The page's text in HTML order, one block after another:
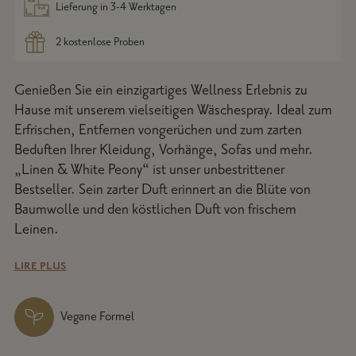
Lieferung in 3-4 Werktagen
2 kostenlose Proben
Produkt in den Warenkorb legen
Genießen Sie ein einzigartiges Wellness Erlebnis zu
Hause mit unserem vielseitigen Wäschespray. Ideal zum
Erfrischen, Entfernen vongerüchen und zum zarten
Beduften Ihrer Kleidung, Vorhänge, Sofas und mehr.
„Linen & White Peony“ ist unser unbestrittener
Bestseller. Sein zarter Duft erinnert an die Blüte von
Baumwolle und den köstlichen Duft von frischem
Leinen.
Auch Ihre Stoffe verdienen ihr Duftritual: Unser
erfüllt Ihre Kleidung und Textilien mit den zarten,
ikonischen Düften von Sabon. Die frischen Düfte von
Linen Mist sind in vielen verschiedenen Düften erhältlich
LIRE PLUS
Vegane Formel